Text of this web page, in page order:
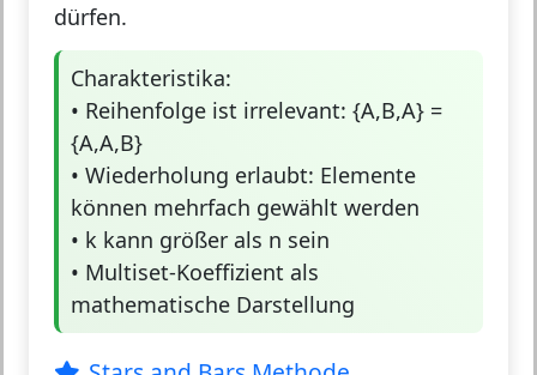
dürfen.
Charakteristika:
• Reihenfolge ist irrelevant: {A,B,A} =
{A,A,B}
• Wiederholung erlaubt: Elemente
können mehrfach gewählt werden
• k kann größer als n sein
• Multiset-Koeffizient als
mathematische Darstellung